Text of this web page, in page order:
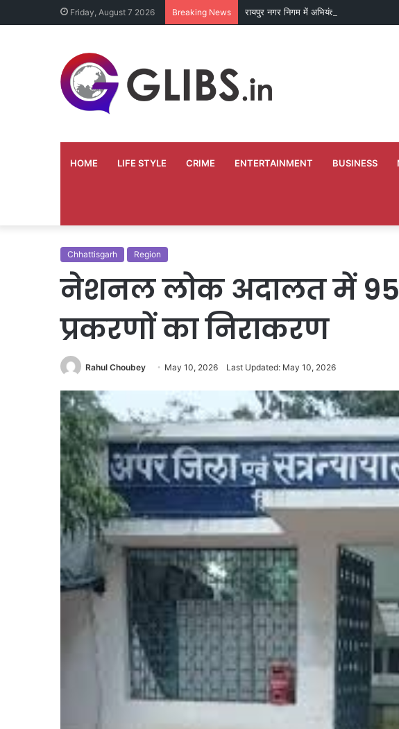
Friday, August 7 2026 Breaking News रायपुर नगर निगम में अभियंताओं को दी गयी नवीन
HOME LIFE STYLE CRIME ENTERTAINMENT BUSINESS
Chhattisgarh Region
नेशनल लोक अदालत में
प्रकरणों का निराकरण
Rahul Choubey May 10, 2026 Last Updated: May 10, 2026